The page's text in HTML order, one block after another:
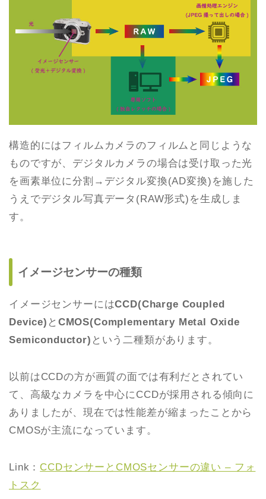
構造的にはフィルムカメラのフィルムと同じような
ものですが、デジタルカメラの場合は受け取った光
を画素単位に分割→デジタル変換(AD変換)を施した
うえでデジタル写真データ(RAW形式)を生成しま
す。
イメージセンサーの種類
イメージセンサーにはCCD(Charge Coupled
Device) と CMOS(Complementary Metal Oxide
Semiconductor) という二種類があります。
以前はCCDの方が画質の面では有利だとされてい
て、高級なカメラを中心にCCDが採用される傾向に
ありましたが、現在では性能差が縮まったことから
CMOSが主流になっています。
Link： CCDセンサーとCMOSセンサーの違い – フォ
トスク